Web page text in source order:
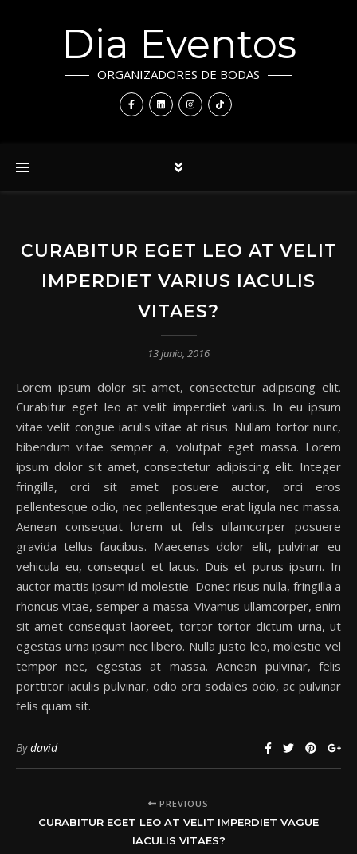
Dia Eventos
ORGANIZADORES DE BODAS
CURABITUR EGET LEO AT VELIT
IMPERDIET VARIUS IACULIS
VITAES?
13 junio, 2016
Lorem ipsum dolor sit amet, consectetur adipiscing elit.
Curabitur eget leo at velit imperdiet varius. In eu ipsum
vitae velit congue iaculis vitae at risus. Nullam tortor nunc,
bibendum vitae semper a, volutpat eget massa. Lorem
ipsum dolor sit amet, consectetur adipiscing elit. Integer
fringilla, orci sit amet posuere auctor, orci eros
pellentesque odio, nec pellentesque erat ligula nec massa.
Aenean consequat lorem ut felis ullamcorper posuere
gravida tellus faucibus. Maecenas dolor elit, pulvinar eu
vehicula eu, consequat et lacus. Duis et purus ipsum. In
auctor mattis ipsum id molestie. Donec risus nulla, fringilla a
rhoncus vitae, semper a massa. Vivamus ullamcorper, enim
sit amet consequat laoreet, tortor tortor dictum urna, ut
egestas urna ipsum nec libero. Nulla justo leo, molestie vel
tempor nec, egestas at massa. Aenean pulvinar, felis
porttitor iaculis pulvinar, odio orci sodales odio, ac pulvinar
felis quam sit.
Bydavid
PREVIOUS
CURABITUR EGET LEO AT VELIT IMPERDIET VAGUE
IACULIS VITAES?